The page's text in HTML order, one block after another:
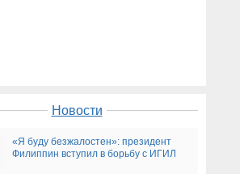
Новости
«Я буду безжалостен»: президент
Филиппин вступил в борьбу с ИГИЛ